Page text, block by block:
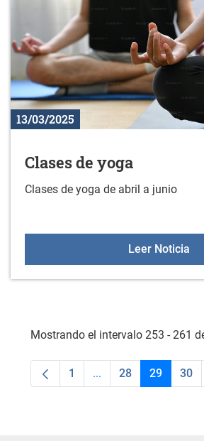
13/03/2025
Clases de yoga
Clases de yoga de abril a junio
Leer Noticia
Mostrando el intervalo 253 - 261
Página
1 ...Páginas intermedias
Página
28 Página
29 30